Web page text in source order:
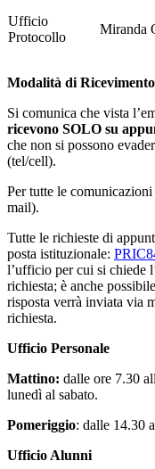
Ufficio
Protocollo
Miranda
Modalità di
Si comunica che vista
ricevono SOLO su
che non si possono
(tel/cell).
Per tutte le
mail).
Tutte le richieste di
posta istituzionale:
l’ufficio per cui si chiede
richiesta; è anche
risposta verrà inviata via
richiesta.
Ufficio Personale
Mattino: dalle ore 7.30
lunedì al sabato.
Pomeriggio: dalle 14.30
Ufficio Alunni